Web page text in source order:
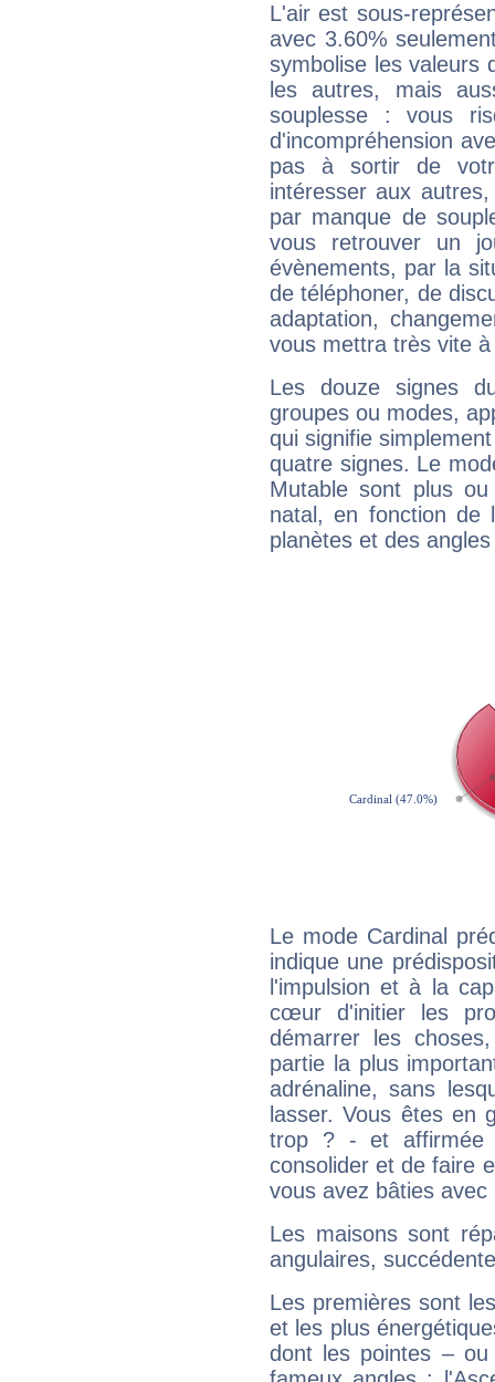
L'air est sous-
avec 3.60%
symbolise les valeurs
les autres, mais
souplesse : vous
d'incompréhension
pas à sortir de
intéresser aux
par manque de
vous retrouver un
évènements, par la
de téléphoner, de
adaptation,
vous mettra très vite
Les douze signes
groupes ou modes,
qui signifie
quatre signes. Le
Mutable sont plus
natal, en fonction de
planètes et des
Le mode Cardinal
indique une
l'impulsion et à la
cœur d'initier les
démarrer les
partie la plus
adrénaline, sans
lasser. Vous êtes en
trop ? - et affirmée
consolider et de faire
vous avez bâties avec
Les maisons sont
angulaires,
Les premières sont
et les plus
dont les pointes –